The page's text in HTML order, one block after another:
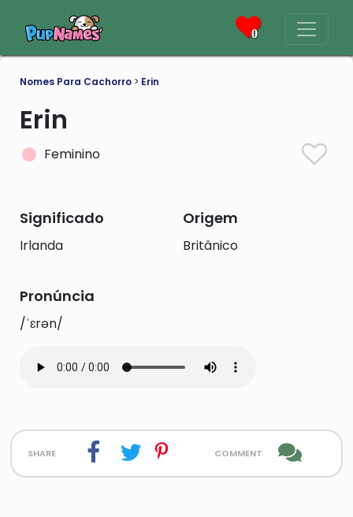
0
Nomes Para Cachorro > Erin
Erin
Feminino
Significado
Irlanda
Origem
Britânico
Pronúncia
/ˈɛrən/
share comment